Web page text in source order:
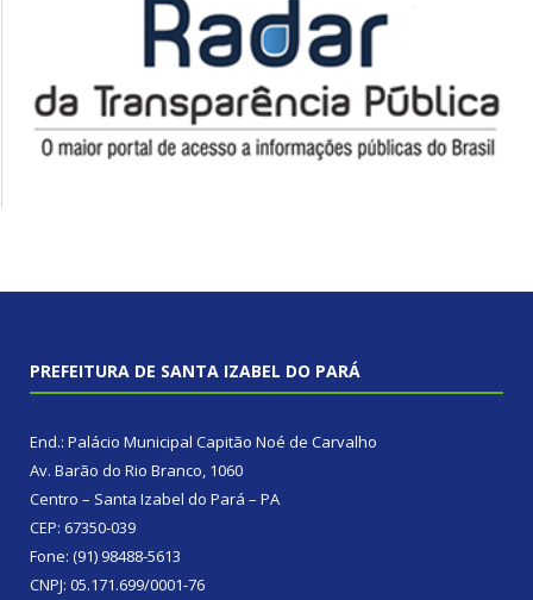
PREFEITURA DE SANTA IZABEL DO PARÁ
End.: Palácio Municipal Capitão Noé de Carvalho
Av. Barão do Rio Branco, 1060
Centro – Santa Izabel do Pará – PA
CEP: 67350-039
Fone: (91) 98488-5613
CNPJ: 05.171.699/0001-76